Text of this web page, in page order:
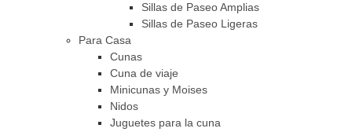
Sillas de Paseo Amplias
Sillas de Paseo Ligeras
Para Casa
Cunas
Cuna de viaje
Minicunas y Moises
Nidos
Juguetes para la cuna